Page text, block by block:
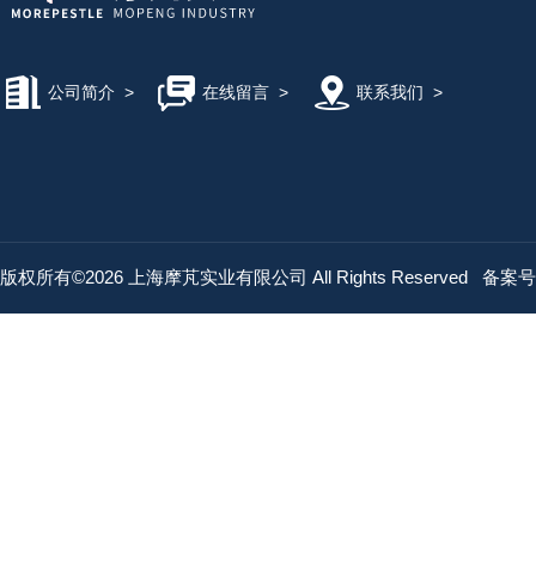
公司简介 > 在线留言> 联系我们 >
版权所有©2026 上海摩芃实业有限公司 All Rights Reserved 备案